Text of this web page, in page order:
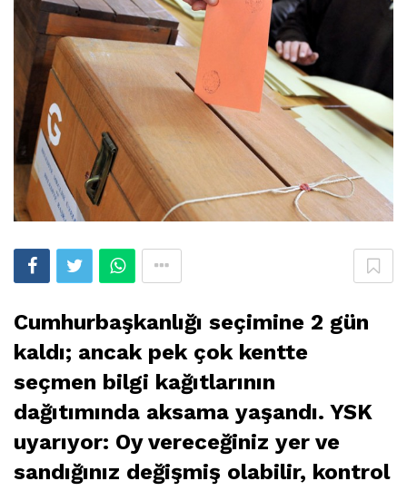
Cumhurbaşkanlığı seçimine 2 gün
kaldı; ancak pek çok kentte
seçmen bilgi kağıtlarının
dağıtımında aksama yaşandı. YSK
uyarıyor: Oy vereceğiniz yer ve
sandığınız değişmiş olabilir, kontrol